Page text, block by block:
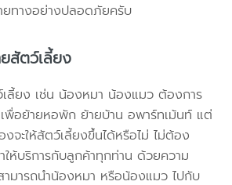
ยทางอย่างปลอดภัยครับ
สัตว์เลี้ยง
ลี้ยง เช่น น้องหมา น้องแมว ต้องการ
พื่อย้ายหอพัก ย้ายบ้าน อพาร์ทเม้นท์ แต่
จะให้สัตว์เลี้ยงขึ้นได้หรือไม่ ไม่ต้อง
ให้บริการกับลูกค้าทุกท่าน ด้วยความ
ามารถนำน้องหมา หรือน้องแมว ไปกับ